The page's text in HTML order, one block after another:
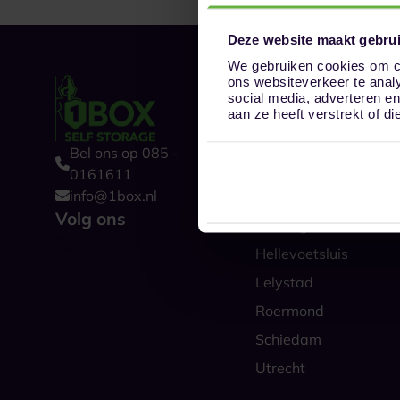
Deze website maakt
We gebruiken cookies om
ons websiteverkeer te
social media, adverteren
aan ze heeft verstrekt of
Bel ons op 085 -
0161611
info@1box.nl
Volg ons
Onze
Alkmaar
Hellevoetsluis
Lelystad
Roermond
Schiedam
Utrecht